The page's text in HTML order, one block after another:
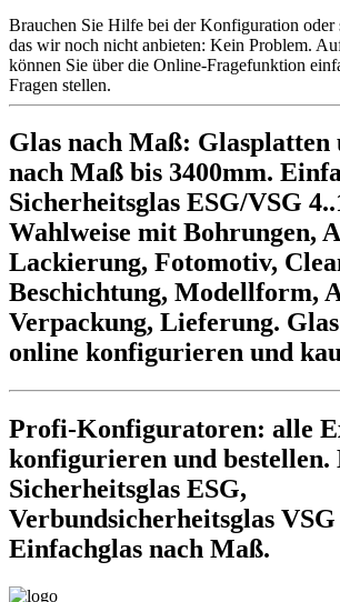
Brauchen Sie Hilfe bei der Konfiguration oder
das wir noch nicht anbieten: Kein Problem.
können Sie über die Online-Fragefunktion
Fragen stellen.
Glas nach Maß: Glasplatten
nach Maß bis 3400mm.
Sicherheitsglas ESG/VSG
Wahlweise mit Bohrungen,
Lackierung, Fotomotiv,
Beschichtung, Modellform,
Verpackung, Lieferung.
online konfigurieren und
Profi-Konfiguratoren: alle
konfigurieren und bestellen.
Sicherheitsglas ESG,
Verbundsicherheitsglas
Einfachglas nach Maß.